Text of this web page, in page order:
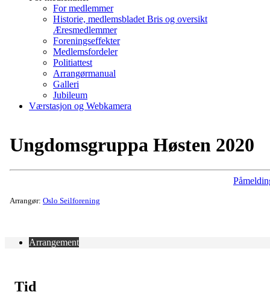
For medlemmer
Historie, medlemsbladet Bris og oversikt
Æresmedlemmer
Foreningseffekter
Medlemsfordeler
Politiattest
Arrangørmanual
Galleri
Jubileum
Værstasjon og Webkamera
Ungdomsgruppa Høsten 2020
Arrangør: Oslo Seilforening
Arrangement
Tid